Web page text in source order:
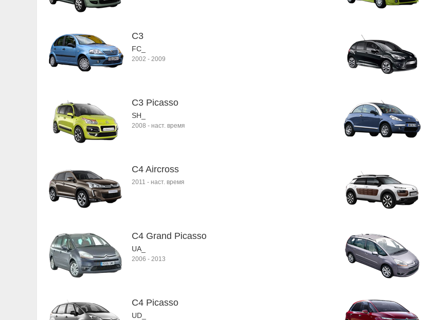
C3
FC_
2002 - 2009
C3 Picasso
SH_
2008 - наст. время
C4 Aircross
2011 - наст. время
C4 Grand Picasso
UA_
2006 - 2013
C4 Picasso
UD_